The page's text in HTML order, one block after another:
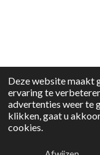
Deze website maakt
ervaring te
advertenties weer te
klikken, gaat u
cookies.
© 2025